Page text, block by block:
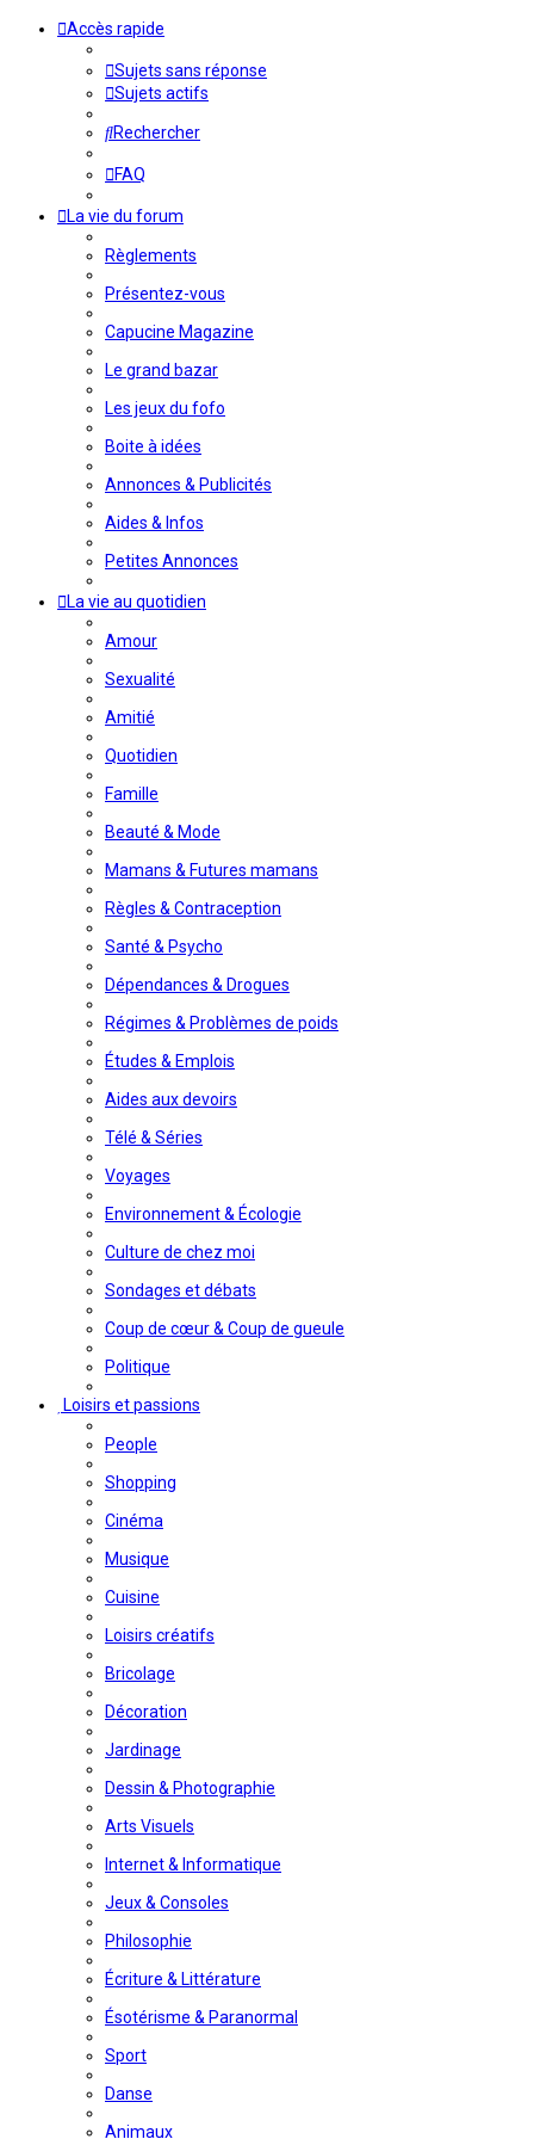
Accès rapide
Sujets sans réponse
Sujets actifs
Rechercher
FAQ
La vie du forum
Règlements
Présentez-vous
Capucine Magazine
Le grand bazar
Les jeux du fofo
Boite à idées
Annonces & Publicités
Aides & Infos
Petites Annonces
La vie au quotidien
Amour
Sexualité
Amitié
Quotidien
Famille
Beauté & Mode
Mamans & Futures mamans
Règles & Contraception
Santé & Psycho
Dépendances & Drogues
Régimes & Problèmes de poids
Études & Emplois
Aides aux devoirs
Télé & Séries
Voyages
Environnement & Écologie
Culture de chez moi
Sondages et débats
Coup de cœur & Coup de gueule
Politique
Loisirs et passions
People
Shopping
Cinéma
Musique
Cuisine
Loisirs créatifs
Bricolage
Décoration
Jardinage
Dessin & Photographie
Arts Visuels
Internet & Informatique
Jeux & Consoles
Philosophie
Écriture & Littérature
Ésotérisme & Paranormal
Sport
Danse
Animaux